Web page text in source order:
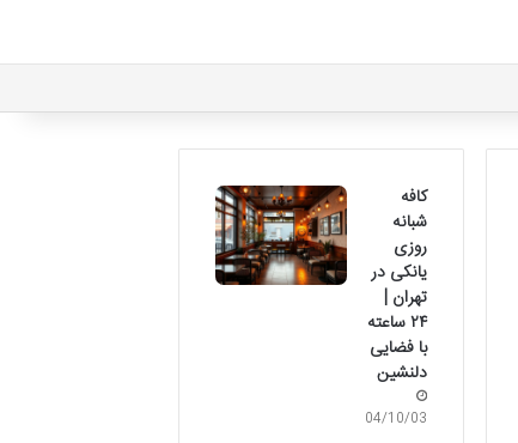
کافه
شبانه
روزی
یانکی در
تهران |
۲۴ ساعته
با فضایی
دلنشین
04/10/03